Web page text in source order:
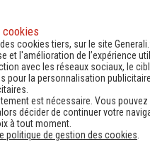
cookies
cookies tiers, sur le site
et l'amélioration de l’expérience
avec les réseaux sociaux, le
pour la personnalisation publicitaire
est nécessaire. Vous
décider de continuer votre
à tout moment.
politique de gestion des cookies